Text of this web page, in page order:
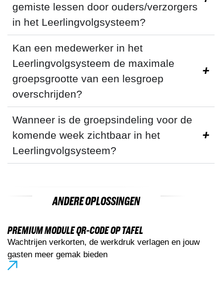
gemiste lessen door ouders/verzorgers
in het Leerlingvolgsysteem?
Kan een medewerker in het
Leerlingvolgsysteem de maximale
groepsgrootte van een lesgroep
overschrijden?
Wanneer is de groepsindeling voor de
komende week zichtbaar in het
Leerlingvolgsysteem?
ANDERE OPLOSSINGEN
PREMIUM MODULE QR-CODE OP TAFEL
Wachtrijen verkorten, de werkdruk verlagen en jouw
gasten meer gemak bieden